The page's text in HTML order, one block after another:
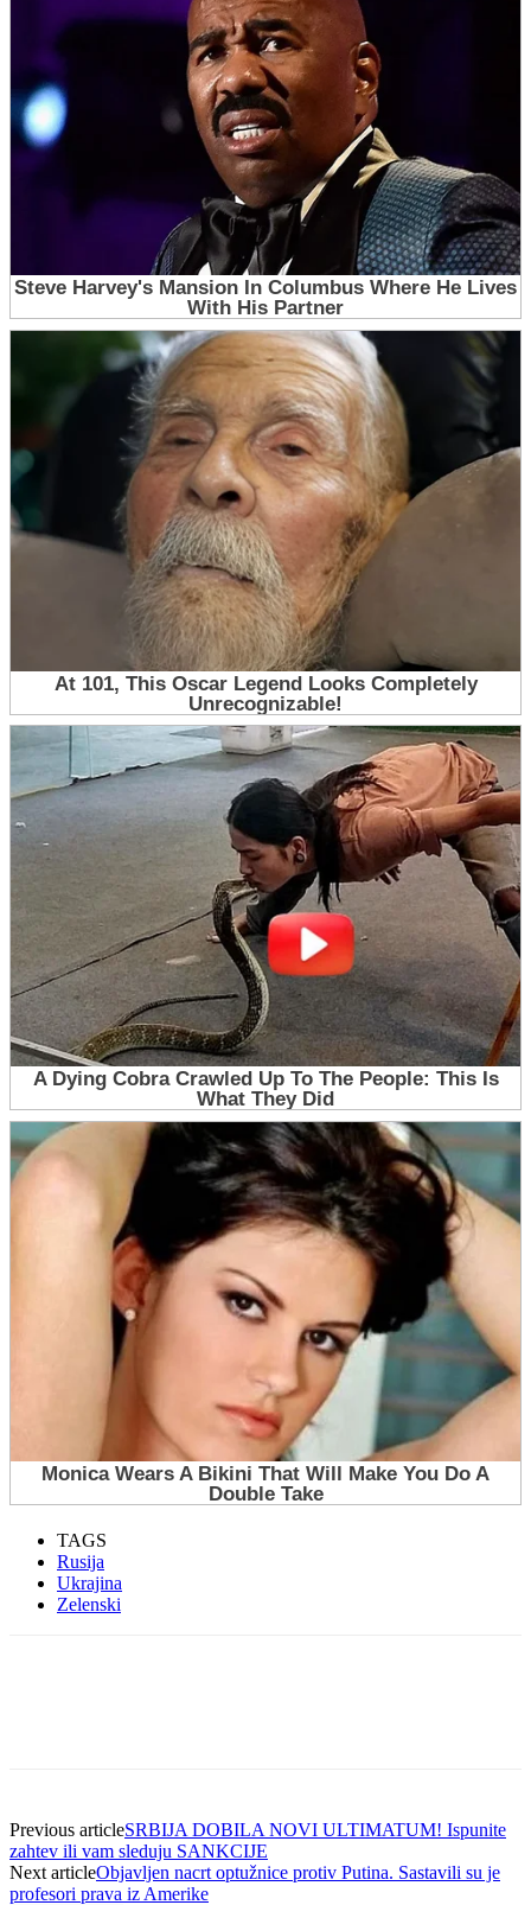
TAGS
Rusija
Ukrajina
Zelenski
Previous articleSRBIJA DOBILA NOVI ULTIMATUM! Ispunite
zahtev ili vam sleduju SANKCIJE
Next articleObjavljen nacrt optužnice protiv Putina. Sastavili su je
profesori prava iz Amerike